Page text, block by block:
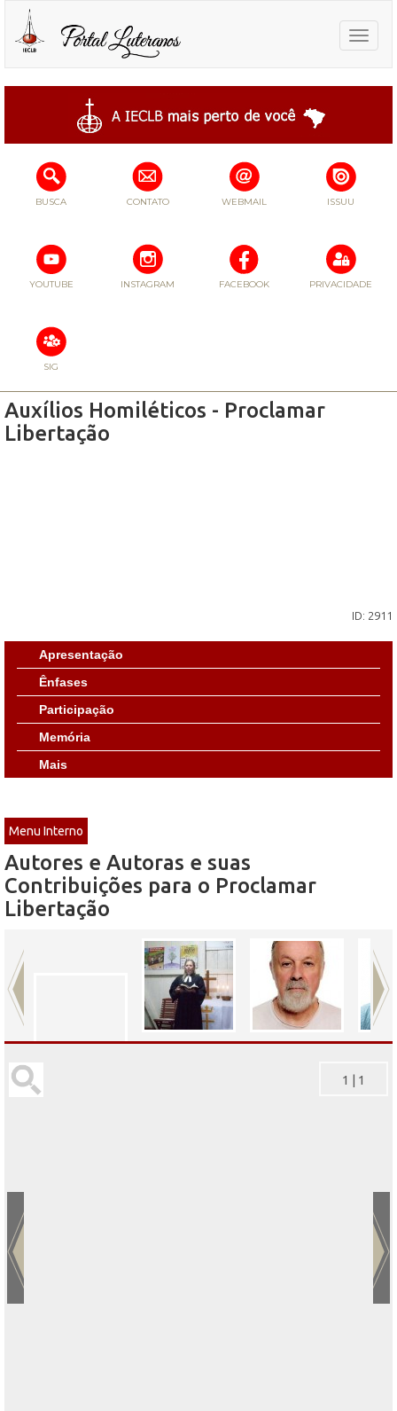
Toggle
BUSCA CONTATO WEBMAIL ISSUU
YOUTUBE INSTAGRAM FACEBOOK PRIVACIDADE
SIG
Auxílios Homiléticos - Proclamar
Libertação
ID: 2911
Apresentação
Ênfases
Participação
Memória
Mais
Menu Interno
Autores e Autoras e suas
Contribuições para o Proclamar
Libertação
1 1